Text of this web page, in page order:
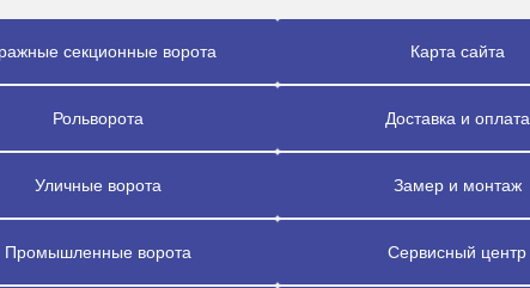
секционные ворота
Рольворота
Уличные ворота
Промышленные ворота
Карта сайта
Доставка и оплата
Замер и монтаж
Сервисный центр